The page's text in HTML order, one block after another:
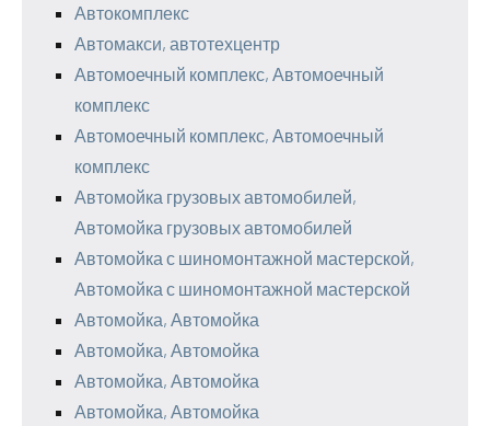
Автокомплекс
Автомакси, автотехцентр
Автомоечный комплекс, Автомоечный
комплекс
Автомоечный комплекс, Автомоечный
комплекс
Автомойка грузовых автомобилей,
Автомойка грузовых автомобилей
Автомойка с шиномонтажной мастерской,
Автомойка с шиномонтажной мастерской
Автомойка, Автомойка
Автомойка, Автомойка
Автомойка, Автомойка
Автомойка, Автомойка